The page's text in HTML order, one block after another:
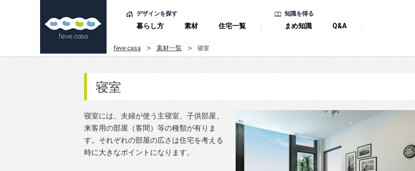
デザインを探す
暮らし方 素材 住宅一覧
知識を得る
まめ知識 Q&A
feve casa 素材一覧 寝室
寝室
寝室には、夫婦が使う主寝室、子供部屋、
来客用の部屋（客間）等の種類が有りま
す。それぞれの部屋の広さは住宅を考える
時に大きなポイントになります。